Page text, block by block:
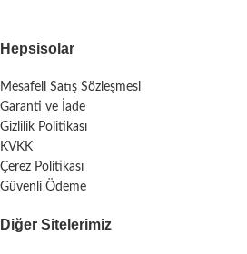
Hepsisolar
Mesafeli Satış Sözleşmesi
Garanti ve İade
Gizlilik Politikası
KVKK
Çerez Politikası
Güvenli Ödeme
Diğer Sitelerimiz